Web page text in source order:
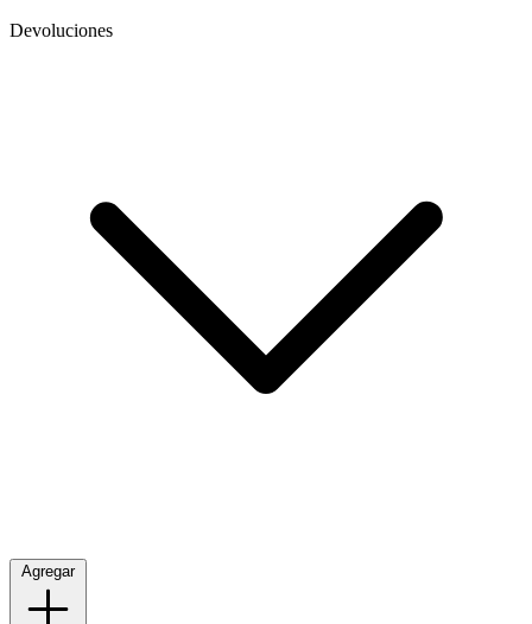
Devoluciones
Agregar